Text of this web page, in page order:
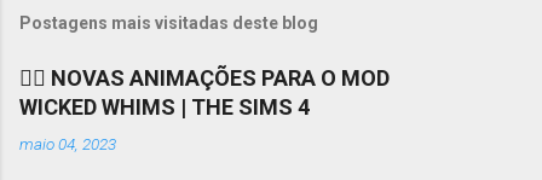
Postagens mais visitadas deste blog
❤️‍🔥 NOVAS ANIMAÇÕES PARA O MOD
WICKED WHIMS | THE SIMS 4
maio 04, 2023